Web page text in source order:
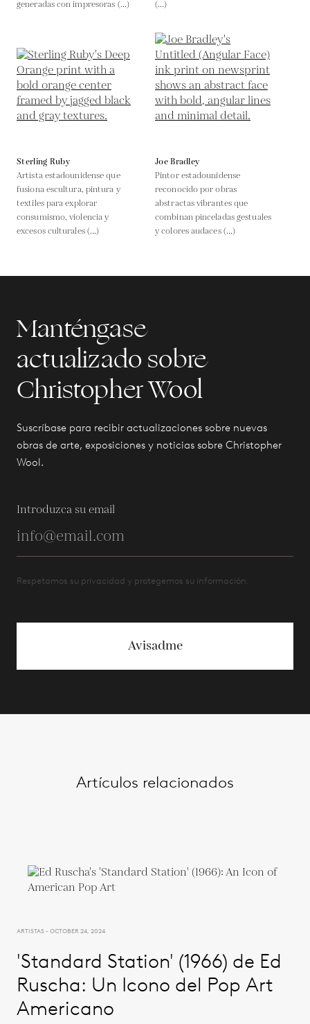
generadas con impresoras (...)
(...)
Sterling Ruby
Artista estadounidense que
fusiona escultura, pintura y
textiles para explorar
consumismo, violencia y
excesos culturales (...)
Joe Bradley
Pintor estadounidense
reconocido por obras
abstractas vibrantes que
combinan pinceladas gestuales
y colores audaces (...)
Manténgase
actualizado sobre
Christopher Wool
Suscríbase para recibir actualizaciones sobre nuevas
obras de arte, exposiciones y noticias sobre Christopher
Wool.
Introduzca su email
Respetamos su privacidad y protegemos su información.
Avisadme
Artículos relacionados
ARTISTAS - OCTOBER 24, 2024
'Standard Station' (1966) de Ed
Ruscha: Un Icono del Pop Art
Americano